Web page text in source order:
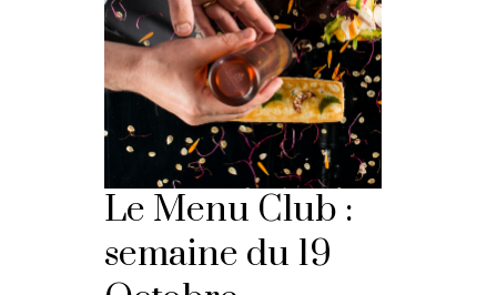
Le Menu Club :
semaine du 19